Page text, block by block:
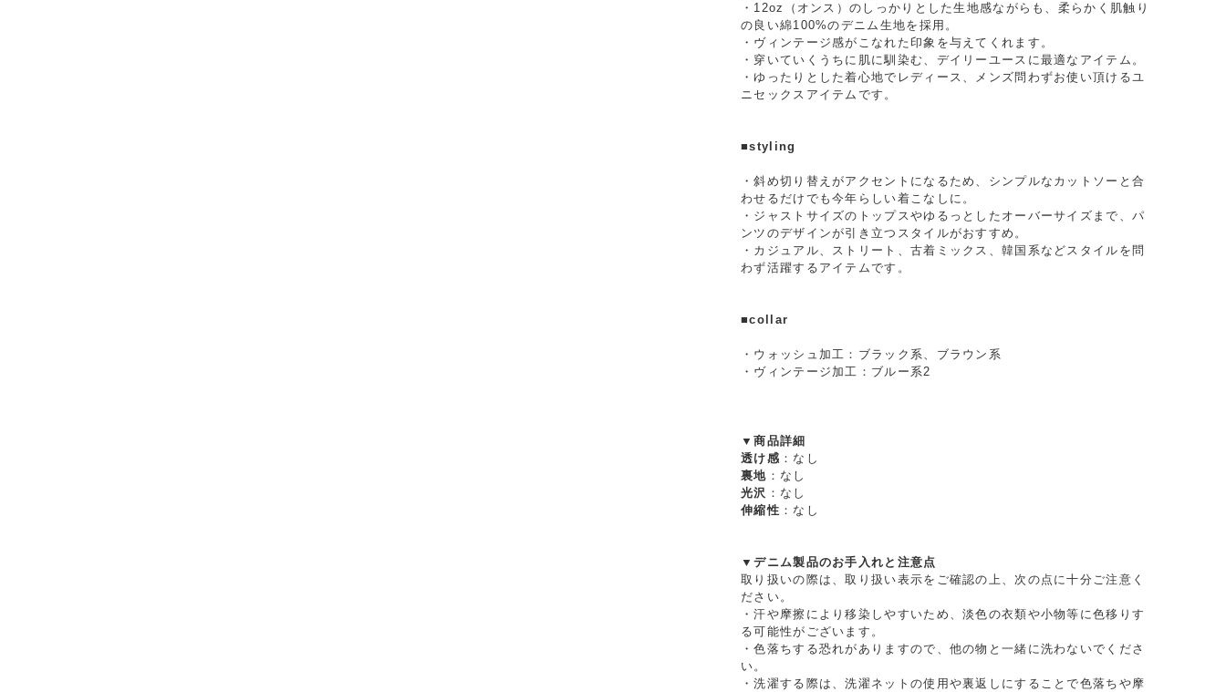
・12oz（オンス）のしっかりとした生地感ながらも、柔らかく肌触り
の良い綿100%のデニム生地を採用。
・ヴィンテージ感がこなれた印象を与えてくれます。
・穿いていくうちに肌に馴染む、デイリーユースに最適なアイテム。
・ゆったりとした着心地でレディース、メンズ問わずお使い頂けるユ
ニセックスアイテムです。
■styling
・斜め切り替えがアクセントになるため、シンプルなカットソーと合
わせるだけでも今年らしい着こなしに。
・ジャストサイズのトップスやゆるっとしたオーバーサイズまで、パ
ンツのデザインが引き立つスタイルがおすすめ。
・カジュアル、ストリート、古着ミックス、韓国系などスタイルを問
わず活躍するアイテムです。
■collar
・ウォッシュ加工：ブラック系、ブラウン系
・ヴィンテージ加工：ブルー系2
▼商品詳細
透け感 ：なし
裏地 ：なし
光沢 ：なし
伸縮性 ：なし
▼デニム製品のお手入れと注意点
取り扱いの際は、取り扱い表示をご確認の上、次の点に十分ご注意く
ださい。
・汗や摩擦により移染しやすいため、淡色の衣類や小物等に色移りす
る可能性がございます。
・色落ちする恐れがありますので、他の物と一緒に洗わないでくださ
い。
・洗濯する際は、洗濯ネットの使用や裏返しにすることで色落ちや摩